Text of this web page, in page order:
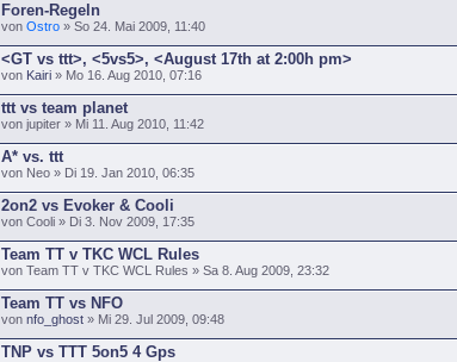
Foren-Regeln
von Ostro » So 24. Mai 2009, 11:40
<GT vs ttt>, <5vs5>, <August 17th at 2:00h pm>
von Kairi » Mo 16. Aug 2010, 07:16
ttt vs team planet
von jupiter » Mi 11. Aug 2010, 11:42
A* vs. ttt
von Neo » Di 19. Jan 2010, 06:35
2on2 vs Evoker & Cooli
von Cooli » Di 3. Nov 2009, 17:35
Team TT v TKC WCL Rules
von Team TT v TKC WCL Rules » Sa 8. Aug 2009, 23:32
Team TT vs NFO
von nfo_ghost » Mi 29. Jul 2009, 09:48
TNP vs TTT 5on5 4 Gps